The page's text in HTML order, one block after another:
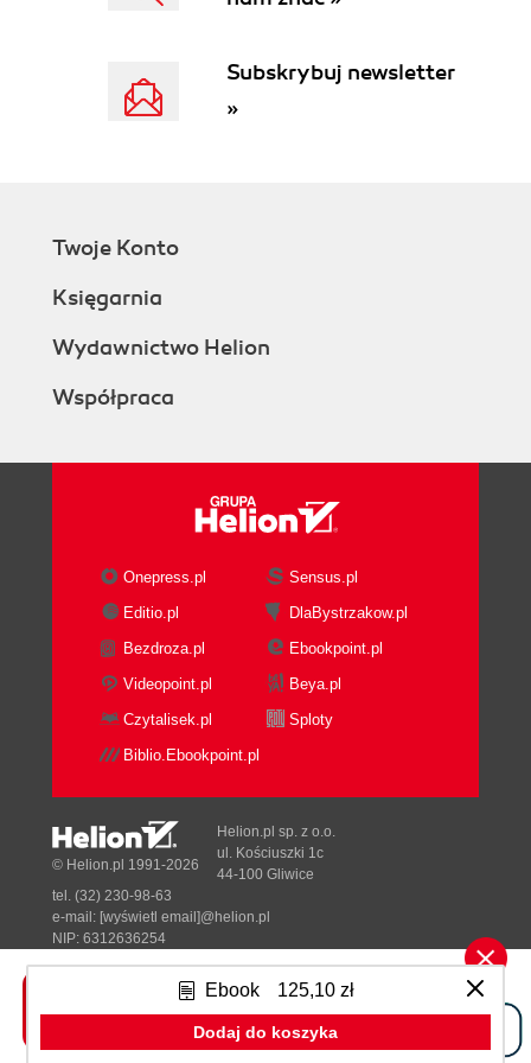
Ebook 125,10 zł
Dodaj do koszyka
Subskrybuj newsletter
»
Twoje Konto
Księgarnia
Wydawnictwo Helion
Współpraca
Onepress.pl
Sensus.pl
Editio.pl
DlaBystrzakow.pl
Bezdroza.pl
Ebookpoint.pl
Videopoint.pl
Beya.pl
Czytalisek.pl
Sploty
Biblio.Ebookpoint.pl
Tonik.pl
© Helion.pl 1991-2026
Helion.pl sp. z o.o.
ul. Kościuszki 1c
44-100 Gliwice
tel. (32) 230-98-63
e-mail: [wyświetl email]@helion.pl
NIP: 6312636254